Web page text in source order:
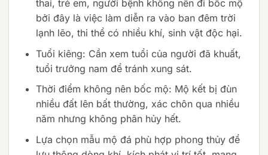
thai, trẻ em, người bệnh không nên đi bốc mộ
bởi đây là việc làm diễn ra vào ban đêm trời
lạnh lẽo, thi thể có nhiều khí, sinh vật độc hại.
Tuổi kiêng: Cần xem tuổi của người đã khuất,
tuổi trưởng nam để tránh xung sát.
Thời điểm không nên bốc mộ: Mộ kết bị đùn
nhiều đất lên bất thường, xác chôn qua nhiều
năm nhưng không phân hủy hết.
Lựa chọn mẫu mộ đá phù hợp phong thủy để